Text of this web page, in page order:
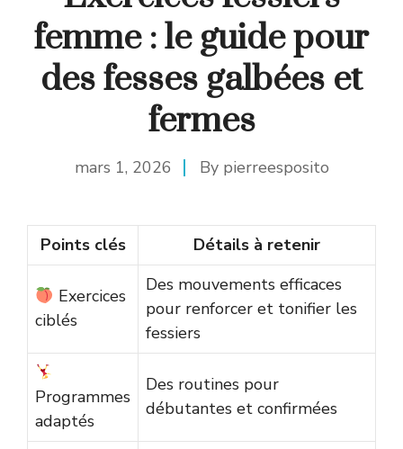
femme : le guide pour
des fesses galbées et
fermes
mars 1, 2026 By pierreesposito
Points clés Détails à retenir
Exercices
ciblés
Des mouvements efficaces
pour renforcer et tonifier les
fessiers
Programmes
adaptés
Des routines pour
débutantes et confirmées